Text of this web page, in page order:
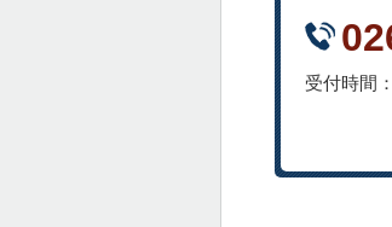
受付時間